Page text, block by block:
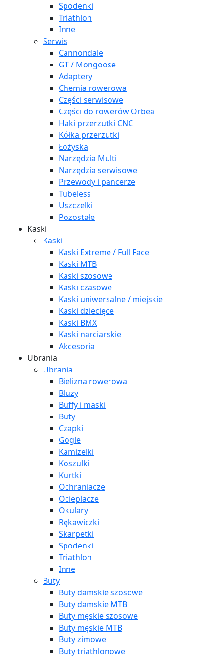
Spodenki
Triathlon
Inne
Serwis
Cannondale
GT / Mongoose
Adaptery
Chemia rowerowa
Części serwisowe
Części do rowerów Orbea
Haki przerzutki CNC
Kółka przerzutki
Łożyska
Narzędzia Multi
Narzędzia serwisowe
Przewody i pancerze
Tubeless
Uszczelki
Pozostałe
Kaski
Kaski
Kaski Extreme / Full Face
Kaski MTB
Kaski szosowe
Kaski czasowe
Kaski uniwersalne / miejskie
Kaski dziecięce
Kaski BMX
Kaski narciarskie
Akcesoria
Ubrania
Ubrania
Bielizna rowerowa
Bluzy
Buffy i maski
Buty
Czapki
Gogle
Kamizelki
Koszulki
Kurtki
Ochraniacze
Ocieplacze
Okulary
Rękawiczki
Skarpetki
Spodenki
Triathlon
Inne
Buty
Buty damskie szosowe
Buty damskie MTB
Buty męskie szosowe
Buty męskie MTB
Buty zimowe
Buty triathlonowe